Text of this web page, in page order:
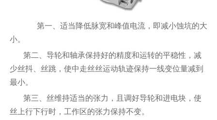
第一、适当降低脉宽和峰值电流，即减小蚀坑的大
小。
第二、导轮和轴承保持好的精度和运转的平稳性，减
少丝抖、丝跳，使中走丝丝运动轨迹保持一线变位量减到
最小。
第三、丝维持适当的张力，且调好导轮和进电块，使
丝上行下行时，工作区的张力保持不变。